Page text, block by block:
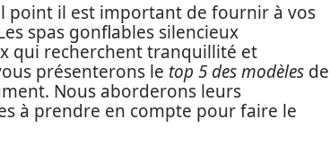
point il est important de fournir à vos
spas gonflables silencieux
qui recherchent tranquillité et
présenterons le top 5 des modèles de
Nous aborderons leurs
à prendre en compte pour faire le